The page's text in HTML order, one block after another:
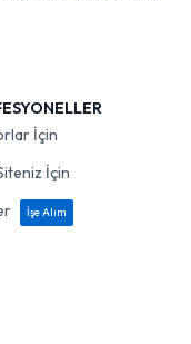
İçin
İçin
İşe Alım